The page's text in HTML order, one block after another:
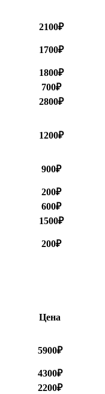
2100₽
1700₽
1800₽
700₽
2800₽
1200₽
900₽
200₽
600₽
1500₽
200₽
Цена
5900₽
4300₽
2200₽